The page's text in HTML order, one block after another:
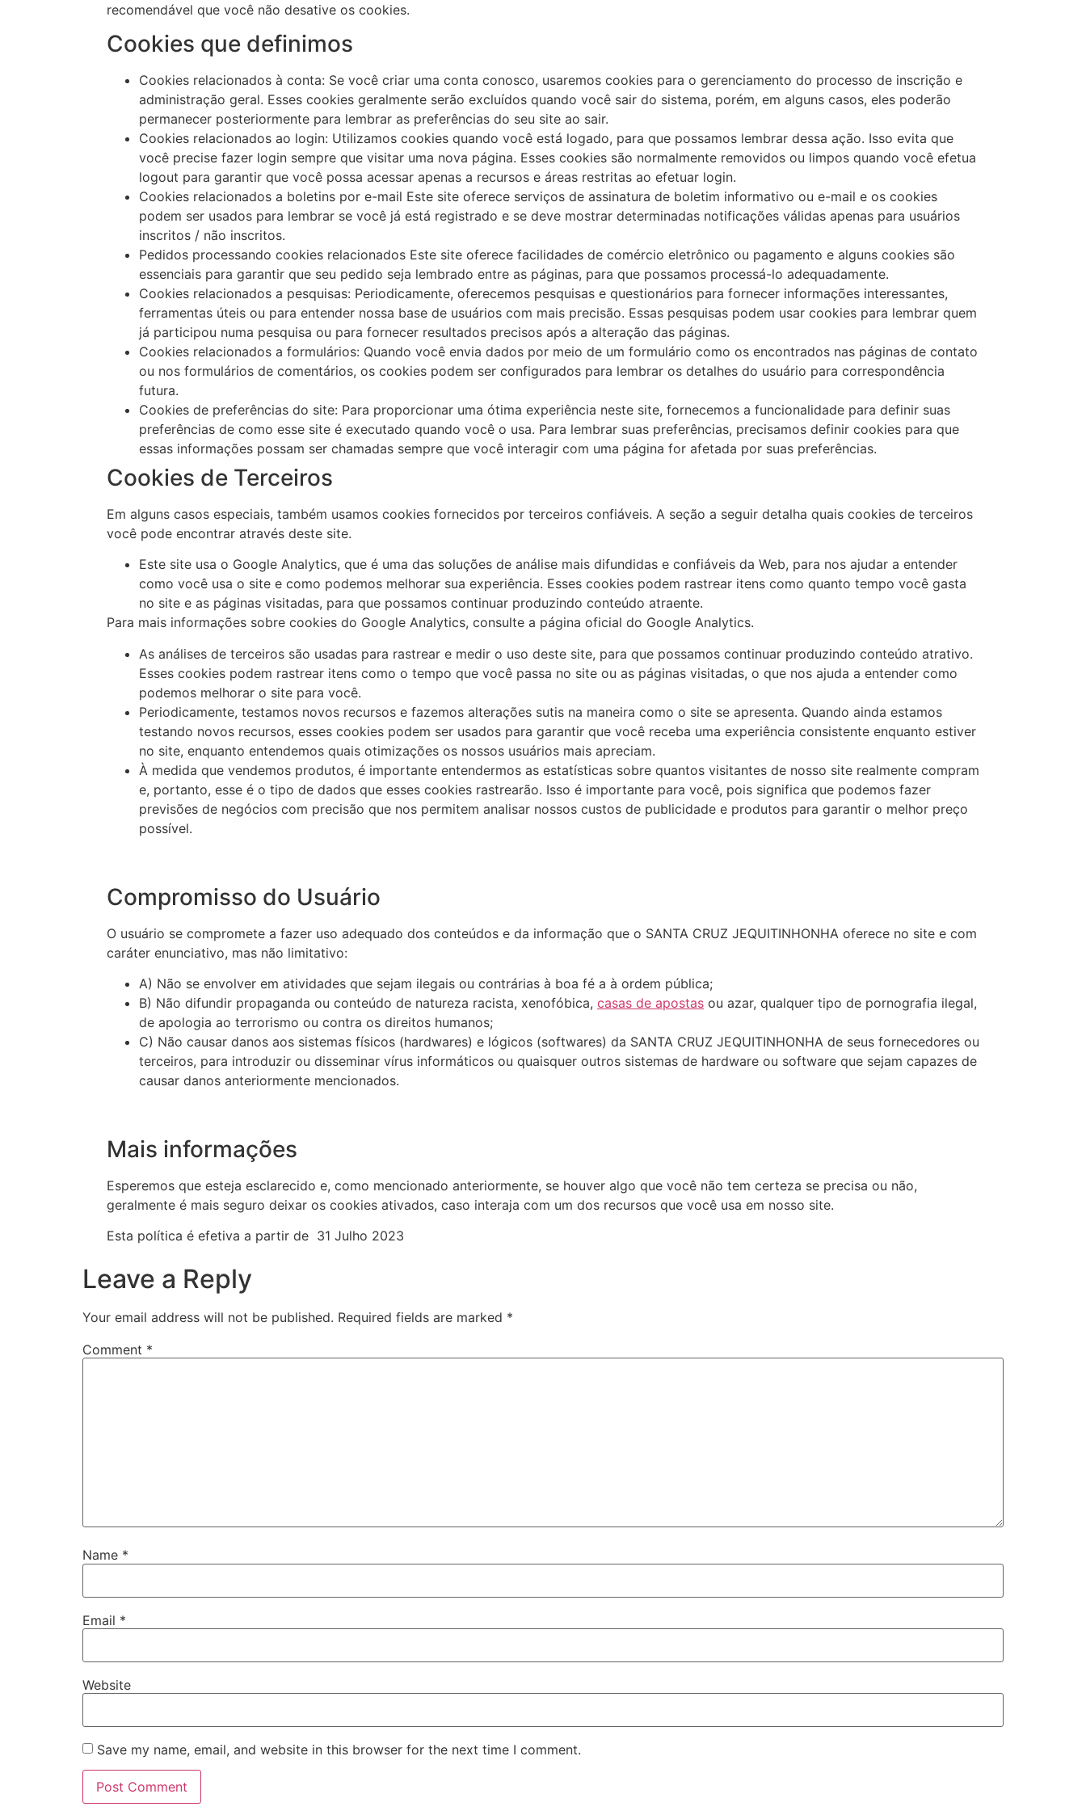
recomendável que você não desative os cookies.
Cookies que definimos
Cookies relacionados à conta: Se você criar uma conta conosco, usaremos cookies para o gerenciamento do processo de inscrição e
administração geral. Esses cookies geralmente serão excluídos quando você sair do sistema, porém, em alguns casos, eles poderão
permanecer posteriormente para lembrar as preferências do seu site ao sair.
Cookies relacionados ao login: Utilizamos cookies quando você está logado, para que possamos lembrar dessa ação. Isso evita que
você precise fazer login sempre que visitar uma nova página. Esses cookies são normalmente removidos ou limpos quando você efetua
logout para garantir que você possa acessar apenas a recursos e áreas restritas ao efetuar login.
Cookies relacionados a boletins por e-mail Este site oferece serviços de assinatura de boletim informativo ou e-mail e os cookies
podem ser usados para lembrar se você já está registrado e se deve mostrar determinadas notificações válidas apenas para usuários
inscritos / não inscritos.
Pedidos processando cookies relacionados Este site oferece facilidades de comércio eletrônico ou pagamento e alguns cookies são
essenciais para garantir que seu pedido seja lembrado entre as páginas, para que possamos processá-lo adequadamente.
Cookies relacionados a pesquisas: Periodicamente, oferecemos pesquisas e questionários para fornecer informações interessantes,
ferramentas úteis ou para entender nossa base de usuários com mais precisão. Essas pesquisas podem usar cookies para lembrar quem
já participou numa pesquisa ou para fornecer resultados precisos após a alteração das páginas.
Cookies relacionados a formulários: Quando você envia dados por meio de um formulário como os encontrados nas páginas de contato
ou nos formulários de comentários, os cookies podem ser configurados para lembrar os detalhes do usuário para correspondência
futura.
Cookies de preferências do site: Para proporcionar uma ótima experiência neste site, fornecemos a funcionalidade para definir suas
preferências de como esse site é executado quando você o usa. Para lembrar suas preferências, precisamos definir cookies para que
essas informações possam ser chamadas sempre que você interagir com uma página for afetada por suas preferências.
Cookies de Terceiros
Em alguns casos especiais, também usamos cookies fornecidos por terceiros confiáveis. A seção a seguir detalha quais cookies de terceiros
você pode encontrar através deste site.
Este site usa o Google Analytics, que é uma das soluções de análise mais difundidas e confiáveis da Web, para nos ajudar a entender
como você usa o site e como podemos melhorar sua experiência. Esses cookies podem rastrear itens como quanto tempo você gasta
no site e as páginas visitadas, para que possamos continuar produzindo conteúdo atraente.
Para mais informações sobre cookies do Google Analytics, consulte a página oficial do Google Analytics.
As análises de terceiros são usadas para rastrear e medir o uso deste site, para que possamos continuar produzindo conteúdo atrativo.
Esses cookies podem rastrear itens como o tempo que você passa no site ou as páginas visitadas, o que nos ajuda a entender como
podemos melhorar o site para você.
Periodicamente, testamos novos recursos e fazemos alterações sutis na maneira como o site se apresenta. Quando ainda estamos
testando novos recursos, esses cookies podem ser usados para garantir que você receba uma experiência consistente enquanto estiver
no site, enquanto entendemos quais otimizações os nossos usuários mais apreciam.
À medida que vendemos produtos, é importante entendermos as estatísticas sobre quantos visitantes de nosso site realmente compram
e, portanto, esse é o tipo de dados que esses cookies rastrearão. Isso é importante para você, pois significa que podemos fazer
previsões de negócios com precisão que nos permitem analisar nossos custos de publicidade e produtos para garantir o melhor preço
possível.
Compromisso do Usuário
O usuário se compromete a fazer uso adequado dos conteúdos e da informação que o SANTA CRUZ JEQUITINHONHA oferece no site e com
caráter enunciativo, mas não limitativo:
A) Não se envolver em atividades que sejam ilegais ou contrárias à boa fé a à ordem pública;
B) Não difundir propaganda ou conteúdo de natureza racista, xenofóbica, casas de apostas ou azar, qualquer tipo de pornografia ilegal,
de apologia ao terrorismo ou contra os direitos humanos;
C) Não causar danos aos sistemas físicos (hardwares) e lógicos (softwares) da SANTA CRUZ JEQUITINHONHA de seus fornecedores ou
terceiros, para introduzir ou disseminar vírus informáticos ou quaisquer outros sistemas de hardware ou software que sejam capazes de
causar danos anteriormente mencionados.
Mais informações
Esperemos que esteja esclarecido e, como mencionado anteriormente, se houver algo que você não tem certeza se precisa ou não,
geralmente é mais seguro deixar os cookies ativados, caso interaja com um dos recursos que você usa em nosso site.
Esta política é efetiva a partir de 31 Julho 2023
Leave a Reply
Your email address will not be published. Required fields are marked *
Comment *
Name *
Email *
Website
Save my name, email, and website in this browser for the next time I comment.